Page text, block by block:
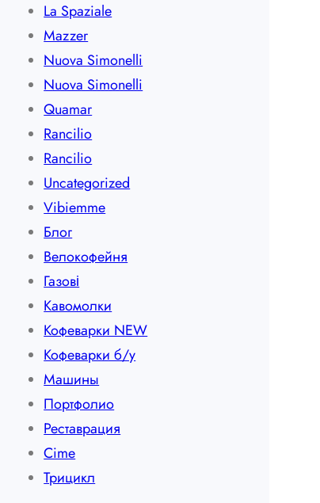
La Spaziale
Mazzer
Nuova Simonelli
Nuova Simonelli
Quamar
Rancilio
Rancilio
Uncategorized
Vibiemme
Блог
Велокофейня
Газові
Кавомолки
Кофеварки NEW
Кофеварки б/у
Машины
Портфолио
Реставрация
Сime
Трицикл